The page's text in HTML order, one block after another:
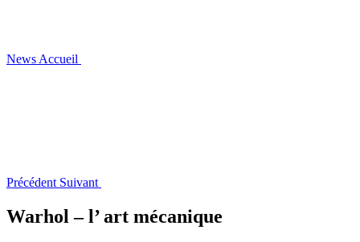
News Accueil
Précédent Suivant
Warhol – l’ art mécanique